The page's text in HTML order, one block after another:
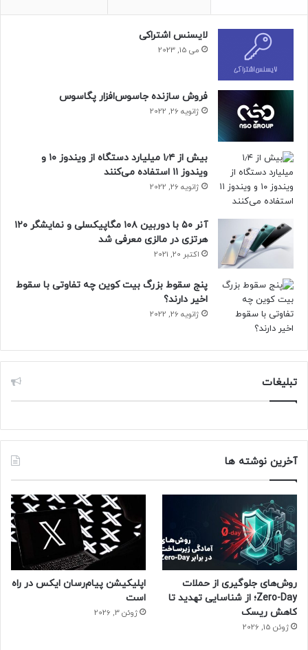
منبع : زومیت
لایسنس اشتراکی
می 15, 2023
فروش سازنده جاسوس‌افزار پگاسوس
ژانویه 26, 2022
بیش از ۱٫۴ میلیارد دستگاه از ویندوز ۱۰ و
ویندوز ۱۱ استفاده می‌کنند
ژانویه 26, 2022
آنر ۵۰ با دوربین ۱۰۸ مگاپیکسلی و نمایشگر ۱۲۰
هرتزی در مالزی معرفی شد
اکتبر 20, 2021
پنج سقوط بزرگ بیت کوین چه تفاوتی با سقوط
اخیر دارند؟
ژانویه 26, 2022
تبلیغات
آخرین نوشته ها
روش‌های جلوگیری از حملات
Zero-Day؛ از شناسایی تهدید تا
کاهش ریسک
ژوئن 15, 2026
اپلیکیشن پیام‌رسان ایکس در راه
است
ژوئن 3, 2026